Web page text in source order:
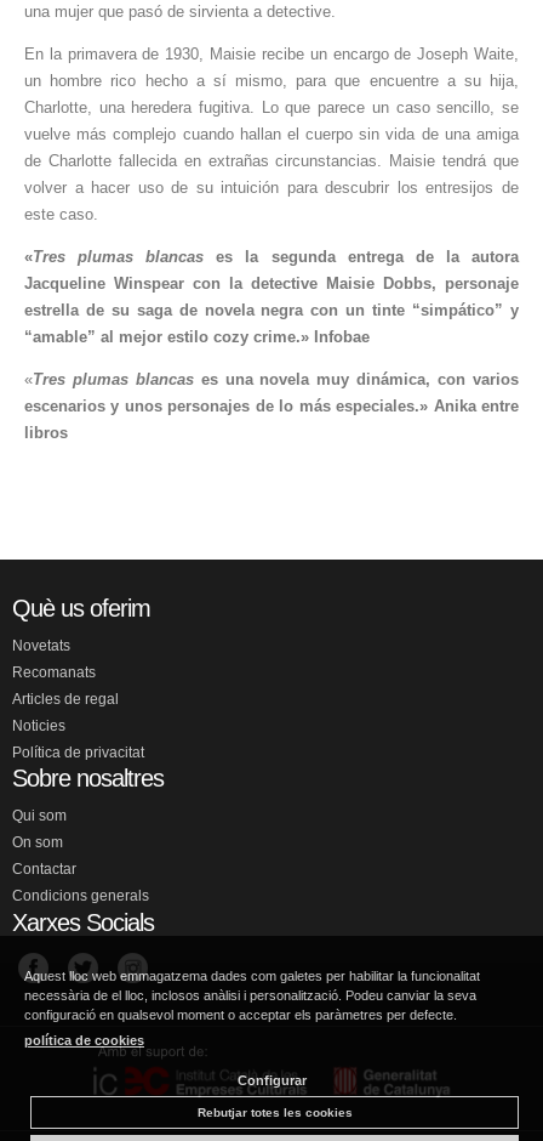
una mujer que pasó de sirvienta a detective.
En la primavera de 1930, Maisie recibe un encargo de Joseph Waite,
un hombre rico hecho a sí mismo, para que encuentre a su hija,
Charlotte, una heredera fugitiva. Lo que parece un caso sencillo, se
vuelve más complejo cuando hallan el cuerpo sin vida de una amiga
de Charlotte fallecida en extrañas circunstancias. Maisie tendrá que
volver a hacer uso de su intuición para descubrir los entresijos de
este caso.
«Tres plumas blancas es la segunda entrega de la autora
Jacqueline Winspear con la detective Maisie Dobbs, personaje
estrella de su saga de novela negra con un tinte “simpático” y
“amable” al mejor estilo cozy crime.» Infobae
«Tres plumas blancases una novela muy dinámica, con varios
escenarios y unos personajes de lo más especiales.» Anika entre
libros
Què us oferim
Novetats
Recomanats
Articles de regal
Noticies
Política de privacitat
Sobre nosaltres
Qui som
On som
Contactar
Condicions generals
Xarxes Socials
Aquest lloc web emmagatzema dades com galetes per habilitar la funcionalitat
necessària de el lloc, inclosos anàlisi i personalització. Podeu canviar la seva
configuració en qualsevol moment o acceptar els paràmetres per defecte.
política de cookies
Configurar
Rebutjar totes les cookies